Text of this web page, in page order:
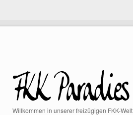
Willkommen in unserer freizügigen FKK-Welt